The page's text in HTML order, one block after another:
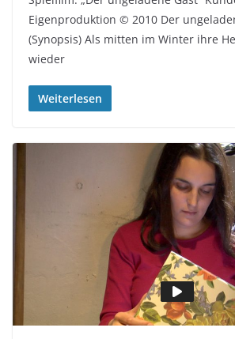
Eigenproduktion © 2010 Der
(Synopsis) Als mitten im Winter ihre
wieder
Weiterlesen